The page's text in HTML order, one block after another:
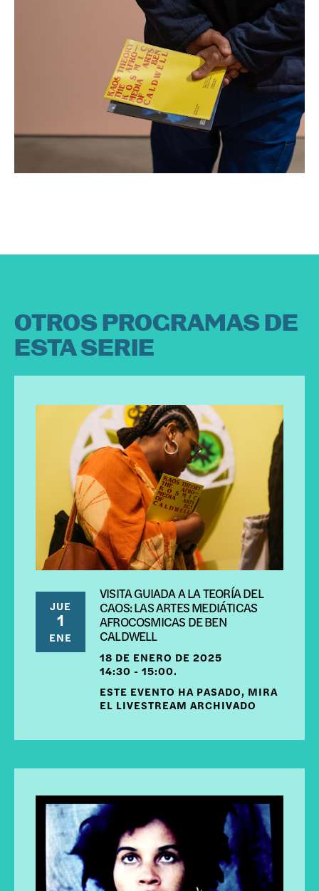
OTROS PROGRAMAS DE
ESTA SERIE
JUE
1
ENE
VISITA GUIADA A LA TEORÍA DEL
CAOS: LAS ARTES MEDIÁTICAS
AFROCOSMICAS DE BEN
CALDWELL
18 DE ENERO DE 2025
14:30 - 15:00.
ESTE EVENTO HA PASADO, MIRA
EL LIVESTREAM ARCHIVADO